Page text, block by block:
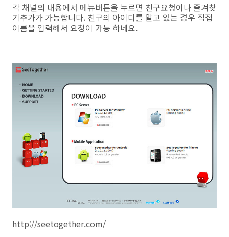
각 채널의 내용에서 메뉴버튼을 누르면 친구요청이나 즐겨찾
기추가가 가능합니다. 친구의 아이디를 알고 있는 경우 직접
이름을 입력해서 요청이 가능 하네요.
http://seetogether.com/